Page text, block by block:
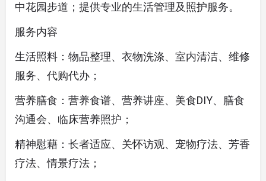
中花园步道；提供专业的生活管理及照护服务。
服务内容
生活照料：物品整理、衣物洗涤、室内清洁、维修
服务、代购代办；
营养膳食：营养食谱、营养讲座、美食DIY、膳食
沟通会、临床营养照护；
精神慰藉：长者适应、关怀访观、宠物疗法、芳香
疗法、情景疗法；